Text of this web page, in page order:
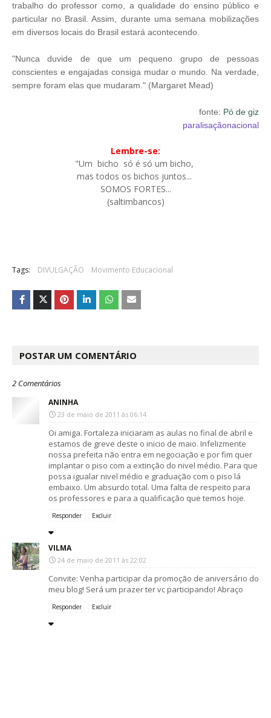
trabalho do professor como, a qualidade do ensino público e
particular no Brasil. Assim, durante uma semana mobilizações
em diversos locais do Brasil estará acontecendo.
"Nunca duvide de que um pequeno grupo de pessoas
conscientes e engajadas consiga mudar o mundo. Na verdade,
sempre foram elas que mudaram." (Margaret Mead)
fonte: Pó de giz
paralisaçãonacional
Lembre-se:
"Um bicho só é só um bicho,
mas todos os bichos juntos...
SOMOS FORTES...
(saltimbancos)
Tags: DIVULGAÇÃO Movimento Educacional
POSTAR UM COMENTÁRIO
2 Comentários
ANINHA
23 de maio de 2011 às 06:14
Oi amiga. Fortaleza iniciaram as aulas no final de abril e
estamos de greve deste o inicio de maio. Infelizmente
nossa prefeita não entra em negociação e por fim quer
implantar o piso com a extinção do nivel médio. Para que
possa igualar nivel médio e graduação com o piso lá
embaixo. Um absurdo total. Uma falta de respeito para
os professores e para a qualificação que temos hoje.
Responder Excluir
VILMA
24 de maio de 2011 às 22:02
Convite: Venha participar da promoção de aniversário do
meu blog! Será um prazer ter vc participando! Abraço
Responder Excluir